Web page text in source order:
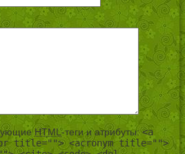
HTML-теги и атрибуты:<a
title=""> <acronym title="">